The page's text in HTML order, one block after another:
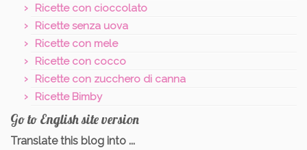
Ricette con cioccolato
Ricette senza uova
Ricette con mele
Ricette con cocco
Ricette con zucchero di canna
Ricette Bimby
Go to English site version
Translate this blog into ...